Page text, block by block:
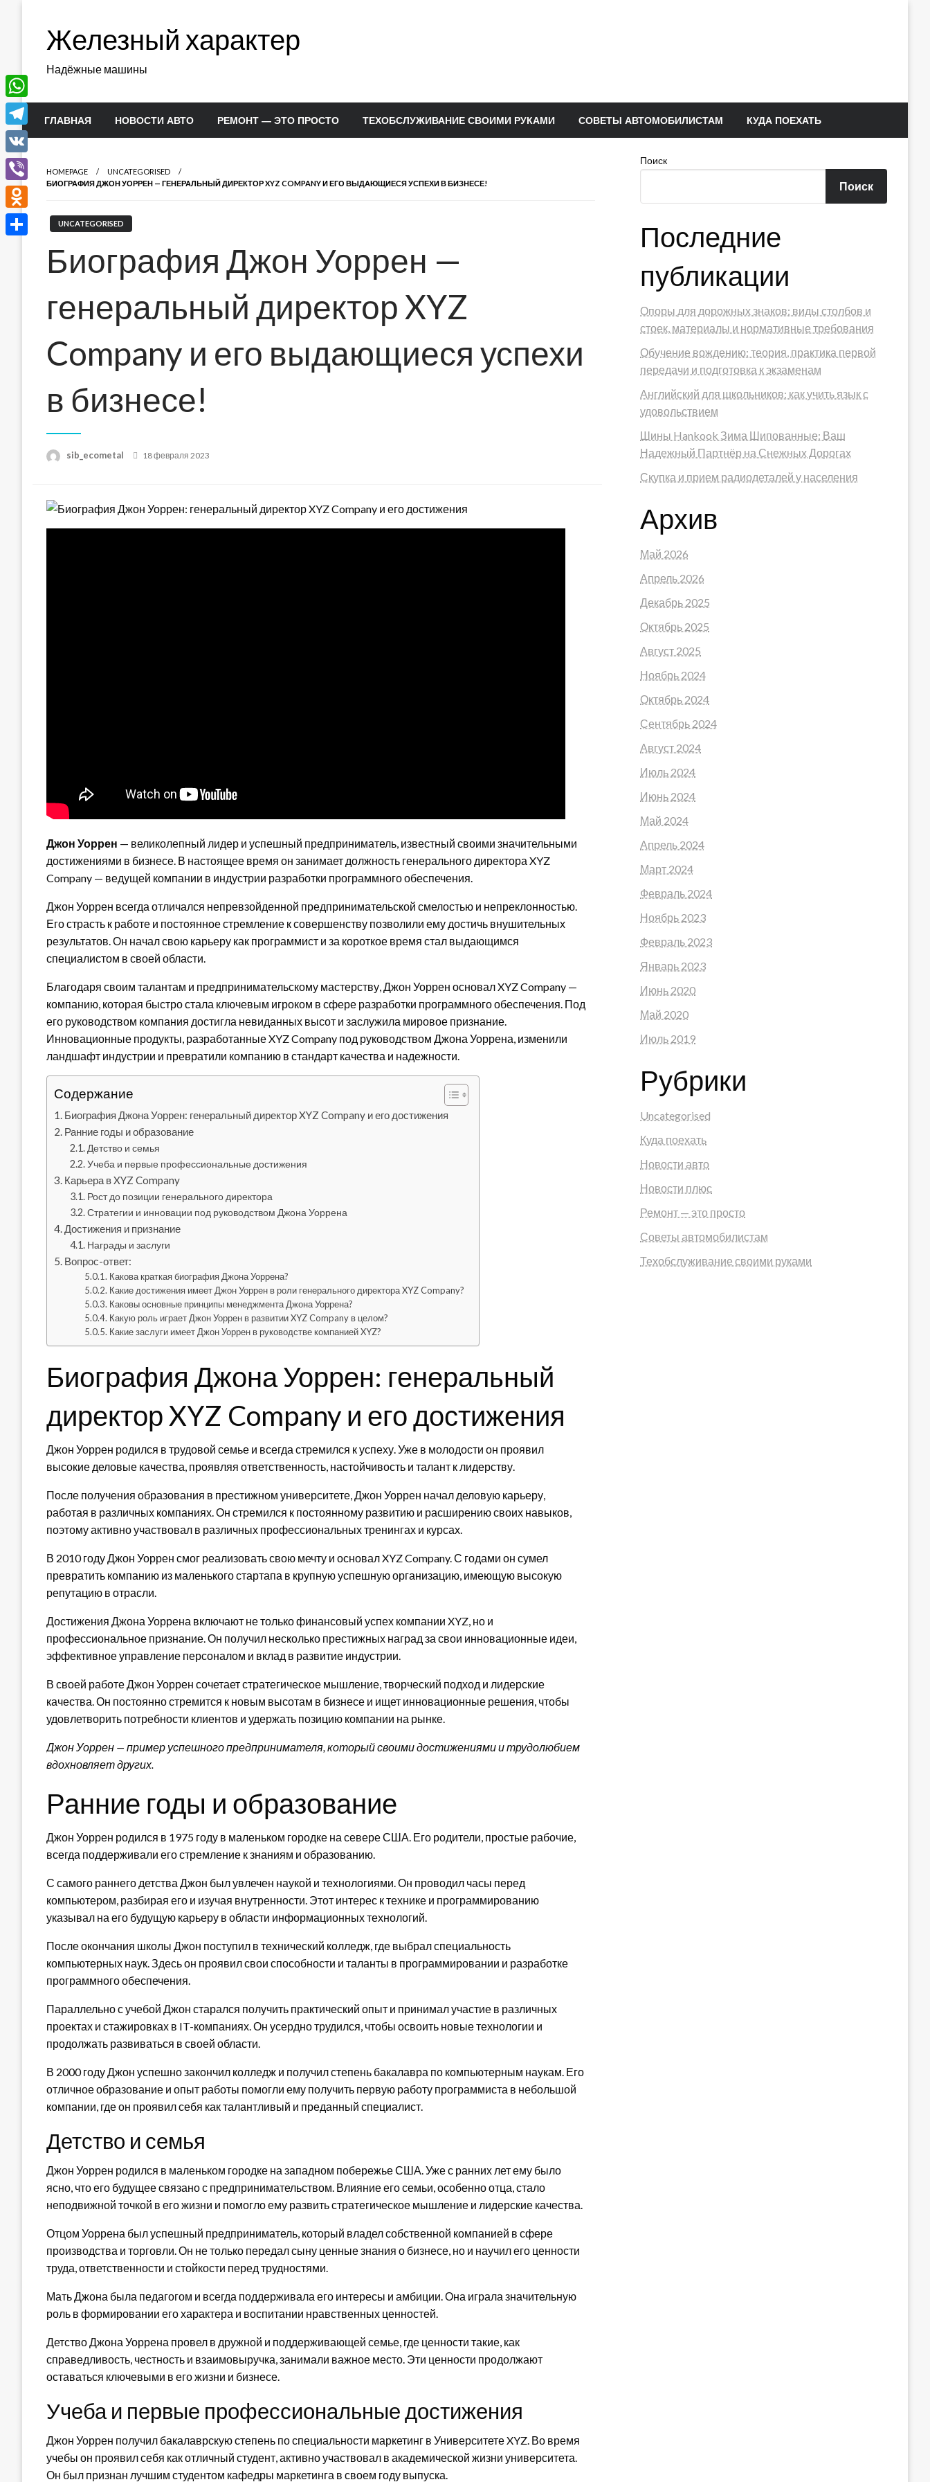
содержимомуЖелезный характер
Надёжные машины
ГЛАВНАЯ НОВОСТИ АВТО РЕМОНТ — ЭТО ПРОСТО ТЕХОБСЛУЖИВАНИЕ СВОИМИ РУКАМИ СОВЕТЫ АВТОМОБИЛИСТАМ КУДА ПОЕХАТЬ
HOMEPAGE
UNCATEGORISED
БИОГРАФИЯ ДЖОН УОРРЕН — ГЕНЕРАЛЬНЫЙ ДИРЕКТОР XYZ COMPANY И ЕГО ВЫДАЮЩИЕСЯ УСПЕХИ В БИЗНЕСЕ!
UNCATEGORISED
Биография Джон Уоррен —
генеральный директор XYZ
Company и его выдающиеся успехи
в бизнесе!
sib_ecometal
Posted
18 февраля 2023
Джон Уоррен — великолепный лидер и успешный предприниматель, известный своими значительными
достижениями в бизнесе. В настоящее время он занимает должность генерального директора XYZ
Company — ведущей компании в индустрии разработки программного обеспечения.
Джон Уоррен всегда отличался непревзойденной предпринимательской смелостью и непреклонностью.
Его страсть к работе и постоянное стремление к совершенству позволили ему достичь внушительных
результатов. Он начал свою карьеру как программист и за короткое время стал выдающимся
специалистом в своей области.
Благодаря своим талантам и предпринимательскому мастерству, Джон Уоррен основал XYZ Company —
компанию, которая быстро стала ключевым игроком в сфере разработки программного обеспечения. Под
его руководством компания достигла невиданных высот и заслужила мировое признание.
Инновационные продукты, разработанные XYZ Company под руководством Джона Уоррена, изменили
ландшафт индустрии и превратили компанию в стандарт качества и надежности.
Содержание
Биография Джона Уоррен: генеральный директор XYZ Company и его достижения
Ранние годы и образование
Детство и семья
Учеба и первые профессиональные достижения
Карьера в XYZ Company
Рост до позиции генерального директора
Стратегии и инновации под руководством Джона Уоррена
Достижения и признание
Награды и заслуги
Вопрос-ответ:
Какова краткая биография Джона Уоррена?
Какие достижения имеет Джон Уоррен в роли генерального директора XYZ Company?
Каковы основные принципы менеджмента Джона Уоррена?
Какую роль играет Джон Уоррен в развитии XYZ Company в целом?
Какие заслуги имеет Джон Уоррен в руководстве компанией XYZ?
Биография Джона Уоррен: генеральный
директор XYZ Company и его достижения
Джон Уоррен родился в трудовой семье и всегда стремился к успеху. Уже в молодости он проявил
высокие деловые качества, проявляя ответственность, настойчивость и талант к лидерству.
После получения образования в престижном университете, Джон Уоррен начал деловую карьеру,
работая в различных компаниях. Он стремился к постоянному развитию и расширению своих навыков,
поэтому активно участвовал в различных профессиональных тренингах и курсах.
В 2010 году Джон Уоррен смог реализовать свою мечту и основал XYZ Company. С годами он сумел
превратить компанию из маленького стартапа в крупную успешную организацию, имеющую высокую
репутацию в отрасли.
Достижения Джона Уоррена включают не только финансовый успех компании XYZ, но и
профессиональное признание. Он получил несколько престижных наград за свои инновационные идеи,
эффективное управление персоналом и вклад в развитие индустрии.
В своей работе Джон Уоррен сочетает стратегическое мышление, творческий подход и лидерские
качества. Он постоянно стремится к новым высотам в бизнесе и ищет инновационные решения, чтобы
удовлетворить потребности клиентов и удержать позицию компании на рынке.
Джон Уоррен — пример успешного предпринимателя, который своими достижениями и трудолюбием
вдохновляет других.
Ранние годы и образование
Джон Уоррен родился в 1975 году в маленьком городке на севере США. Его родители, простые рабочие,
всегда поддерживали его стремление к знаниям и образованию.
С самого раннего детства Джон был увлечен наукой и технологиями. Он проводил часы перед
компьютером, разбирая его и изучая внутренности. Этот интерес к технике и программированию
указывал на его будущую карьеру в области информационных технологий.
После окончания школы Джон поступил в технический колледж, где выбрал специальность
компьютерных наук. Здесь он проявил свои способности и таланты в программировании и разработке
программного обеспечения.
Параллельно с учебой Джон старался получить практический опыт и принимал участие в различных
проектах и стажировках в IT-компаниях. Он усердно трудился, чтобы освоить новые технологии и
продолжать развиваться в своей области.
В 2000 году Джон успешно закончил колледж и получил степень бакалавра по компьютерным наукам. Его
отличное образование и опыт работы помогли ему получить первую работу программиста в небольшой
компании, где он проявил себя как талантливый и преданный специалист.
Детство и семья
Джон Уоррен родился в маленьком городке на западном побережье США. Уже с ранних лет ему было
ясно, что его будущее связано с предпринимательством. Влияние его семьи, особенно отца, стало
неподвижной точкой в его жизни и помогло ему развить стратегическое мышление и лидерские качества.
Отцом Уоррена был успешный предприниматель, который владел собственной компанией в сфере
производства и торговли. Он не только передал сыну ценные знания о бизнесе, но и научил его ценности
труда, ответственности и стойкости перед трудностями.
Мать Джона была педагогом и всегда поддерживала его интересы и амбиции. Она играла значительную
роль в формировании его характера и воспитании нравственных ценностей.
Детство Джона Уоррена провел в дружной и поддерживающей семье, где ценности такие, как
справедливость, честность и взаимовыручка, занимали важное место. Эти ценности продолжают
оставаться ключевыми в его жизни и бизнесе.
Учеба и первые профессиональные достижения
Джон Уоррен получил бакалаврскую степень по специальности маркетинг в Университете XYZ. Во время
учебы он проявил себя как отличный студент, активно участвовал в академической жизни университета.
Он был признан лучшим студентом кафедры маркетинга в своем году выпуска.
Поиск
Поиск
Последние
публикации
Опоры для дорожных знаков: виды столбов и
стоек, материалы и нормативные требования
Обучение вождению: теория, практика первой
передачи и подготовка к экзаменам
Английский для школьников: как учить язык с
удовольствием
Шины Hankook Зима Шипованные: Ваш
Надежный Партнёр на Снежных Дорогах
Скупка и прием радиодеталей у населения
Архив
Май 2026
Апрель 2026
Декабрь 2025
Октябрь 2025
Август 2025
Ноябрь 2024
Октябрь 2024
Сентябрь 2024
Август 2024
Июль 2024
Июнь 2024
Май 2024
Апрель 2024
Март 2024
Февраль 2024
Ноябрь 2023
Февраль 2023
Январь 2023
Июнь 2020
Май 2020
Июль 2019
Рубрики
Uncategorised
Куда поехать
Новости авто
Новости плюс
Ремонт — это просто
Советы автомобилистам
Техобслуживание своими руками
WhatsApp
Telegram
VK
Viber
Odnoklassniki